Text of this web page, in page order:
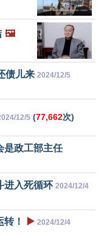
🖼️
债儿来 2024/12/5
12/5 (77,662次)
是政工部主任
进入死循环 2024/12/4
！ ▶️ 2024/12/4